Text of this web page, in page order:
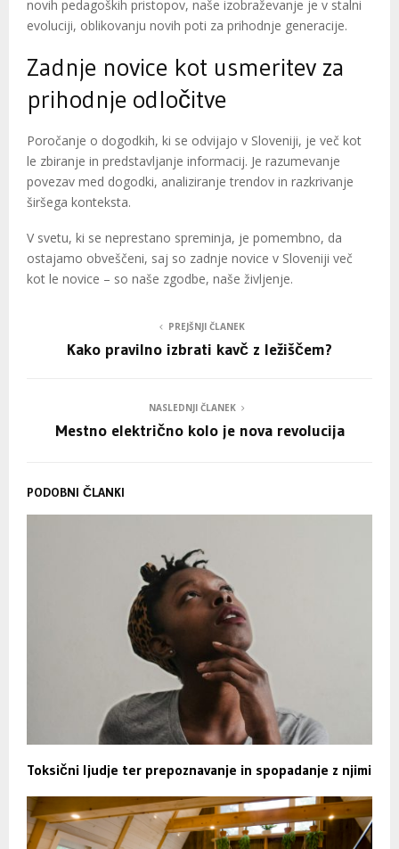
novih pedagoških pristopov, naše izobraževanje je v stalni
evoluciji, oblikovanju novih poti za prihodnje generacije.
Zadnje novice kot usmeritev za
prihodnje odločitve
Poročanje o dogodkih, ki se odvijajo v Sloveniji, je več kot
le zbiranje in predstavljanje informacij. Je razumevanje
povezav med dogodki, analiziranje trendov in razkrivanje
širšega konteksta.
V svetu, ki se neprestano spreminja, je pomembno, da
ostajamo obveščeni, saj so zadnje novice v Sloveniji več
kot le novice – so naše zgodbe, naše življenje.
PREJŠNJI ČLANEK
Kako pravilno izbrati kavč z ležiščem?
NASLEDNJI ČLANEK
Mestno električno kolo je nova revolucija
PODOBNI ČLANKI
Toksični ljudje ter prepoznavanje in spopadanje z njimi